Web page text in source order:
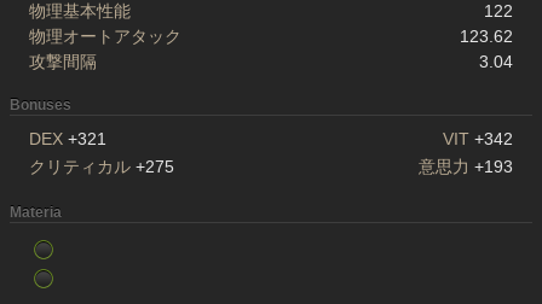
物理基本性能
122
物理オートアタック
123.62
攻撃間隔
3.04
Bonuses
DEX +321 VIT +342
クリティカル +275 意思力 +193
Materia